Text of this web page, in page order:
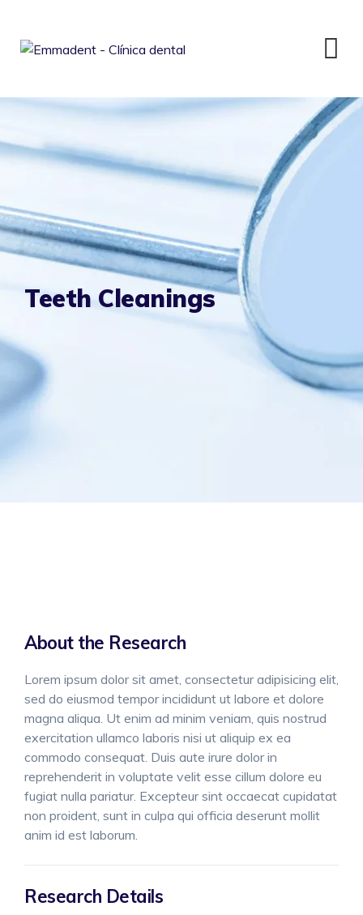
content
Teeth Cleanings
About the Research
Lorem ipsum dolor sit amet, consectetur adipisicing elit,
sed do eiusmod tempor incididunt ut labore et dolore
magna aliqua. Ut enim ad minim veniam, quis nostrud
exercitation ullamco laboris nisi ut aliquip ex ea
commodo consequat. Duis aute irure dolor in
reprehenderit in voluptate velit esse cillum dolore eu
fugiat nulla pariatur. Excepteur sint occaecat cupidatat
non proident, sunt in culpa qui officia deserunt mollit
anim id est laborum.
Research Details